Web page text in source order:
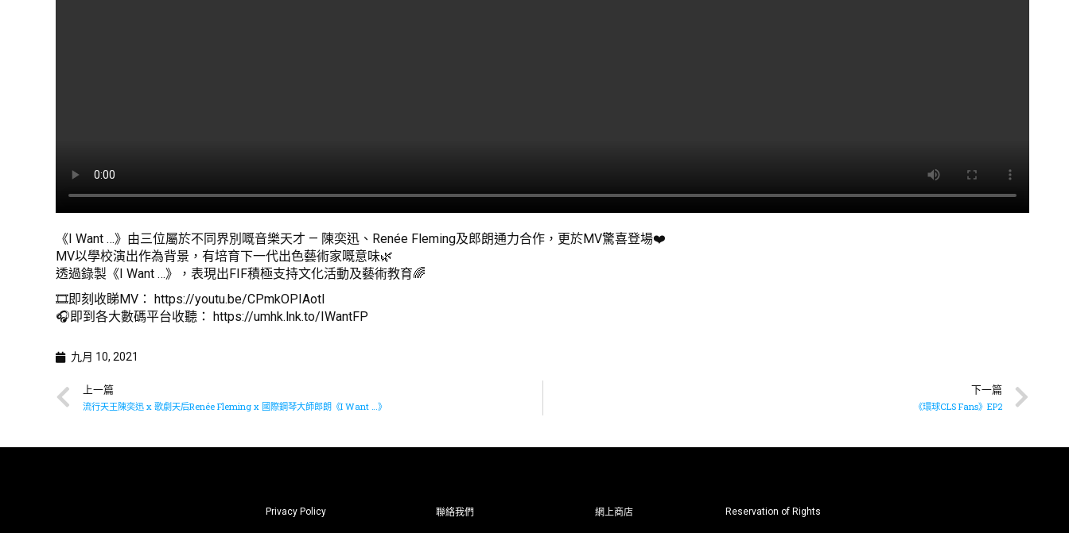
《I Want …》由三位屬於不同界別嘅音樂天才 — 陳奕迅、Renée Fleming及郎朗通力合作，更於MV驚喜登場❤️
MV以學校演出作為背景，有培育下一代出色藝術家嘅意味🌿
透過錄製《I Want …》，表現出FIF積極支持文化活動及藝術教育🌈
🎞️即刻收睇MV： https://youtu.be/CPmkOPIAotI
🎧即到各大數碼平台收聽： https://umhk.lnk.to/IWantFP
九月 10, 2021
上一篇
流行天王陳奕迅 x 歌劇天后Renée Fleming x 國際鋼琴大師郎朗《I Want …》
下一篇
《環球CLS Fans》EP2
Privacy Policy 聯絡我們 網上商店 Reservation of Rights